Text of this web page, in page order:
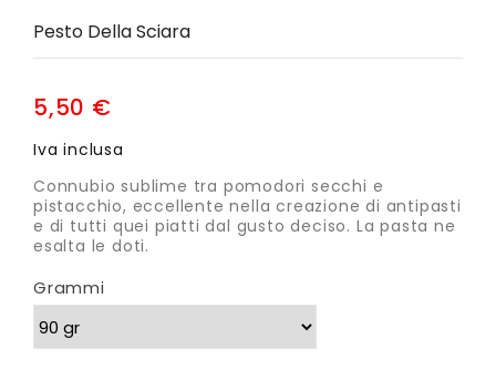
Pesto Della Sciara
5,50 €
Iva inclusa
Connubio sublime tra pomodori secchi e
pistacchio, eccellente nella creazione di antipasti
e di tutti quei piatti dal gusto deciso. La pasta ne
esalta le doti.
Grammi